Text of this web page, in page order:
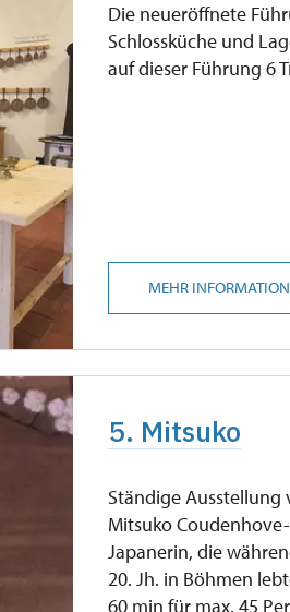
Die neueröffnete
Schlossküche und
auf dieser Führung 6
MEHR
5. Mitsuko
Ständige Ausstellung
Mitsuko
Japanerin, die
20. Jh. in Böhmen
60 min für max. 45